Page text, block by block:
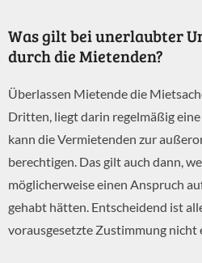
Was gilt bei unerlaubter
durch die Mietenden?
Überlassen Mietende die
Dritten, liegt darin regelmäßig
kann die Vermietenden zur
berechtigen. Das gilt auch dann,
möglicherweise einen Anspruch
gehabt hätten. Entscheidend ist
vorausgesetzte Zustimmung nicht